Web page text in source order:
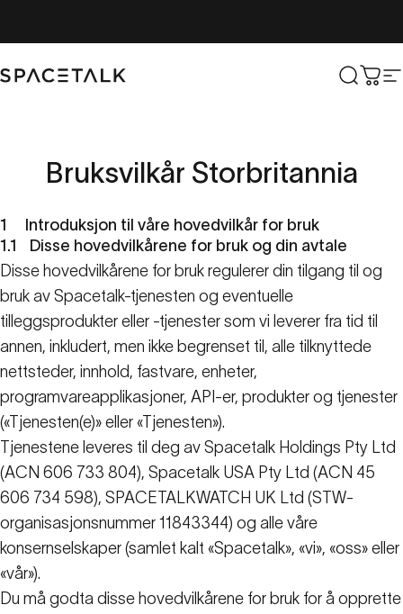
Romsnakk Søk
Bruksvilkår Storbritannia
1
Introduksjon til våre hovedvilkår for bruk
1.1
Disse hovedvilkårene for bruk og din avtale
Disse hovedvilkårene for bruk regulerer din tilgang til og
bruk av Spacetalk-tjenesten og eventuelle
tilleggsprodukter eller -tjenester som vi leverer fra tid til
annen, inkludert, men ikke begrenset til, alle tilknyttede
nettsteder, innhold, fastvare, enheter,
programvareapplikasjoner, API-er, produkter og tjenester
(«Tjenesten(e)» eller «Tjenesten»).
Tjenestene leveres til deg av Spacetalk Holdings Pty Ltd
(ACN 606 733 804), Spacetalk USA Pty Ltd (ACN 45
606 734 598), SPACETALKWATCH UK Ltd (STW-
organisasjonsnummer 11843344) og alle våre
konsernselskaper (samlet kalt «Spacetalk», «vi», «oss» eller
«vår»).
Du må godta disse hovedvilkårene for bruk for å opprette